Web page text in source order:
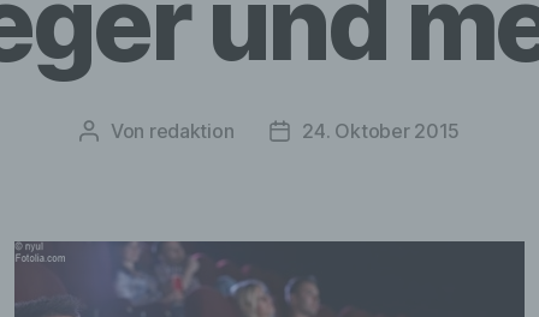
Beitragsautor
Von redaktion Veröffentlichungsdatum
24. Oktober 2015